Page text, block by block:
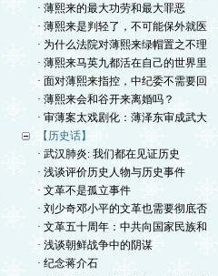
· 薄熙来的最大功劳和最大罪恶
· 薄熙来是判轻了，不可能保外就医
· 为什么法院对薄熙来绿帽置之不理
· 薄熙来马英九都活在自己的世界里
· 面对薄熙来指控，中纪委不需要回
· 薄熙来会和谷开来离婚吗？
· 审薄案太戏剧化：薄泽东审成武大
【历史话】
· 武汉肺炎: 我们都在见证历史
· 浅谈评价历史人物与历史事件
· 文革不是孤立事件
· 刘少奇邓小平的文革也需要彻底否
· 文革五十周年：中共向国家民族和
· 浅谈朝鲜战争中的阴谋
· 纪念蒋介石